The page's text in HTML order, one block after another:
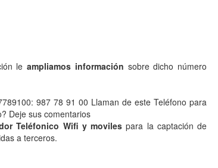
le ampliamos información sobre dicho número
987 78 91 00 Llaman de este Teléfono para
Deje sus comentarios
Teléfonico Wifi y movilespara la captación de
a terceros.